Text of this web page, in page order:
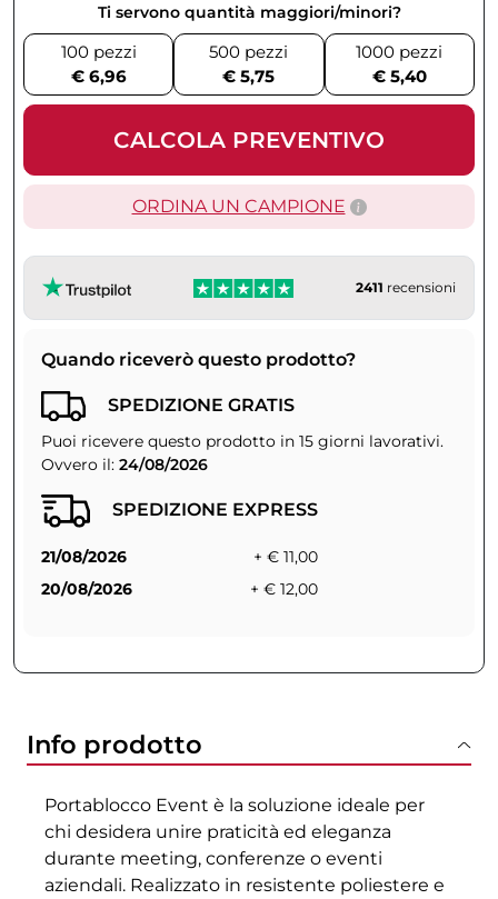
Ti servono quantità maggiori/minori?
100 pezzi
€ 6,96
500 pezzi
€ 5,75
1000 pezzi
€ 5,40
CALCOLA PREVENTIVO
ORDINA UN CAMPIONE
2411 recensioni
Quando riceverò questo prodotto?
SPEDIZIONE GRATIS
Puoi ricevere questo prodotto in 15 giorni lavorativi.
Ovvero il: 24/08/2026
SPEDIZIONE EXPRESS
21/08/2026
+ € 11,00
20/08/2026
+ € 12,00
Info prodotto
Portablocco Event è la soluzione ideale per
chi desidera unire praticità ed eleganza
durante meeting, conferenze o eventi
aziendali. Realizzato in resistente poliestere e